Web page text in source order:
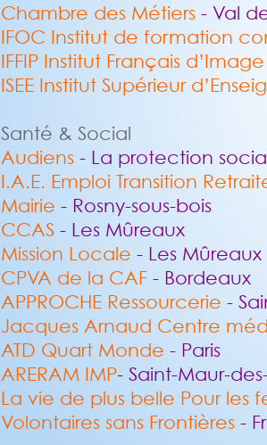
Chambre des Métiers - Val
IFOC Institut de formation
IFFIP Institut Français
ISEE Institut Supérieur
Santé & Social
Audiens - La protection
I.A.E. Emploi Transition
Mairie - Rosny-sous-bois
CCAS - Les Mûreaux
Mission Locale - Les Mûreaux
CPVA de la CAF - Bordeaux
APPROCHE Ressourcerie -
Jacques Arnaud Centre
ATD Quart Monde - Paris
ARERAM IMP- Saint-Maur-
La vie de plus belle Pour les
Volontaires sans Frontières -